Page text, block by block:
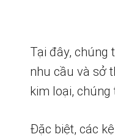
Tại đây, chúng
nhu cầu và sở
kim loại,
Đặc biệt, các